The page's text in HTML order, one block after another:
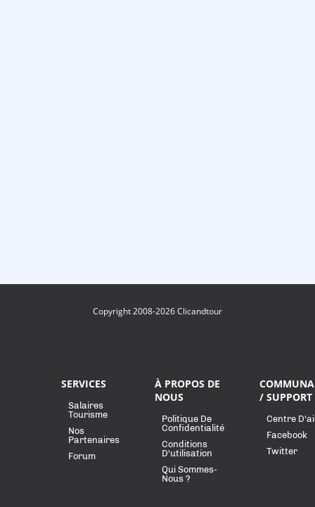
Copyright 2008-2026 Clicandtour
SERVICES
Salaires
Tourisme
Nos
Partenaires
Forum
À PROPOS DE
NOUS
Politique De
Confidentialité
Conditions
D'utilisation
Qui Sommes-
Nous ?
/ SUPPORT
Centre
Facebook
Twitter